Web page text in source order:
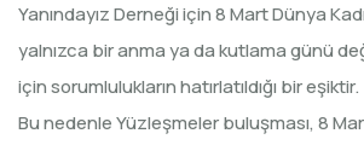
Yanındayız Derneği için 8 Mart Dünya
yalnızca bir anma ya da kutlama günü
için sorumlulukların hatırlatıldığı bir eşiktir.
Bu nedenle Yüzleşmeler buluşması, 8